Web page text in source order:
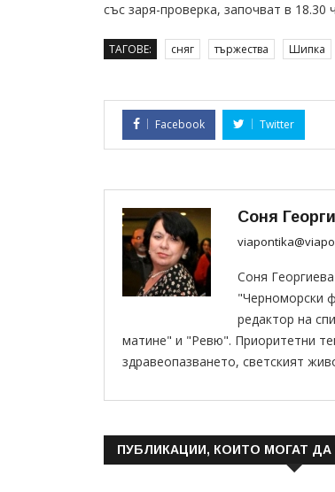
със заря-проверка, започват в 18.30
ТАГОВЕ: сняг тържества Шипка
Facebook Twitter
Соня
Соня
"Черноморски
редактор на
матине" и "Ревю". Приоритетни
здравеопазването, светският
ПУБЛИКАЦИИ, КОИТО МОГАТ ДА